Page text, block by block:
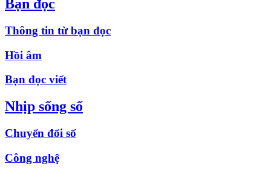
Bạn đọc
Thông tin từ bạn đọc
Hồi âm
Bạn đọc viết
Nhịp sống số
Chuyển đổi số
Công nghệ